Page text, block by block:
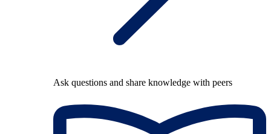
Ask questions and share knowledge with peers